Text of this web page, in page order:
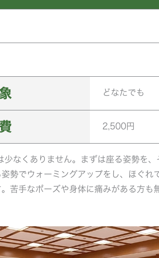
どなたでも
2,500円
なくありません。まずは座る姿勢を
勢でウォーミングアップをし、ほぐれ
苦手なポーズや身体に痛みがある方も